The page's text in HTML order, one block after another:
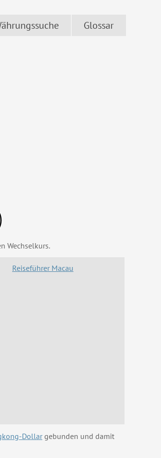
Glossar
Wechselkurs.
Reiseführer Macau
Dollargebunden und damit